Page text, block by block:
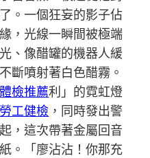
。一個狂妄的影子佔
，光線一瞬間被極端
、像醋罐的機器人緩
斷噴射著白色醋霧。
體檢推薦利」的霓虹燈
勞工健檢 ，同時發出警
，這次帶著金屬回音
。「廖沾沾！你那充